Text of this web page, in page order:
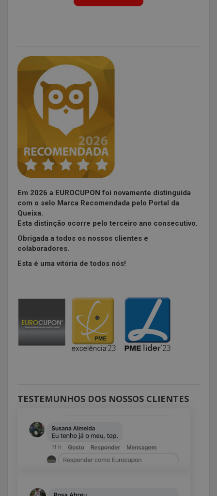
Em 2026 a EUROCUPON foi novamente distinguida
com o selo Marca Recomendada pelo Portal da
Queixa.
Esta distinção ocorre pelo terceiro ano consecutivo.
Obrigada a todos os nossos clientes e
colaboradores.
Esta é uma vitória de todos nós!
TESTEMUNHOS DOS NOSSOS CLIENTES